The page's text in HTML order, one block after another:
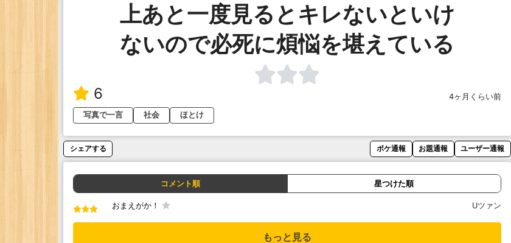
上あと一度見るとキレないといけ
ないので必死に煩悩を堪えている
6
4ヶ月くらい前
写真で一言
社会 ほとけ
シェアする ボケ通報 お題通報 ユーザー通報
コメント順 星つけた順
おまえがか！ Uツァン
もっと見る